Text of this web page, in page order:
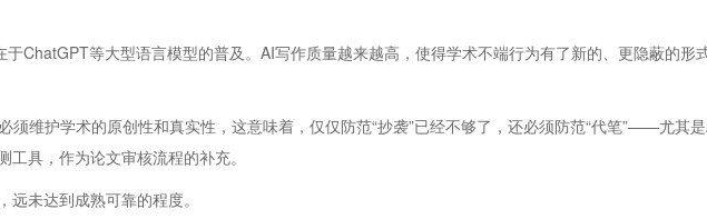
于ChatGPT等大型语言模型的普及。AI写作质量越来越高，使得学术不端行为有了新的、更隐蔽的形
须维护学术的原创性和真实性，这意味着，仅仅防范“抄袭”已经不够了，还必须防范“代笔”——尤其
具，作为论文审核流程的补充。
未达到成熟可靠的程度。